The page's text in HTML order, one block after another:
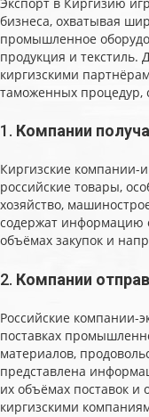
бизнеса, охватывая
промышленное
продукция и текстиль.
киргизскими
таможенных процедур,
1. Компании
Киргизские компании-
российские товары,
хозяйство,
содержат информацию
объёмах закупок и
2. Компании
Российские компании-
поставках
материалов,
представлена
их объёмах поставок и
киргизскими